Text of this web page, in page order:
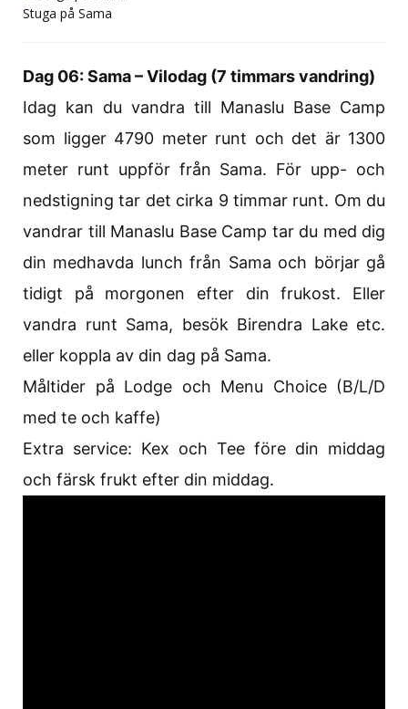
Stuga på Sama
Dag 06: Sama – Vilodag (7 timmars vandring)
Idag kan du vandra till Manaslu Base Camp
som ligger 4790 meter runt och det är 1300
meter runt uppför från Sama. För upp- och
nedstigning tar det cirka 9 timmar runt. Om du
vandrar till Manaslu Base Camp tar du med dig
din medhavda lunch från Sama och börjar gå
tidigt på morgonen efter din frukost. Eller
vandra runt Sama, besök Birendra Lake etc.
eller koppla av din dag på Sama.
Måltider på Lodge och Menu Choice (B/L/D
med te och kaffe)
Extra service: Kex och Tee före din middag
och färsk frukt efter din middag.